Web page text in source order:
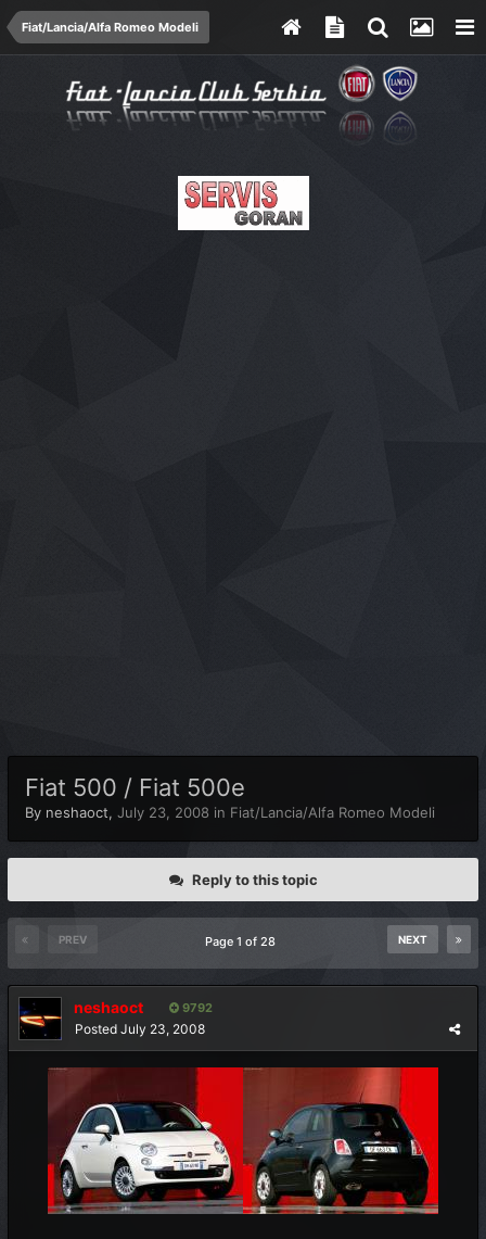
Fiat/Lancia/Alfa Romeo Modeli
Fiat 500 / Fiat 500e
By neshaoct, July 23, 2008 in Fiat/Lancia/Alfa Romeo Modeli
Reply to this topic
PREV NEXT
Page 1 of 28
neshaoct 9792
Posted July 23, 2008